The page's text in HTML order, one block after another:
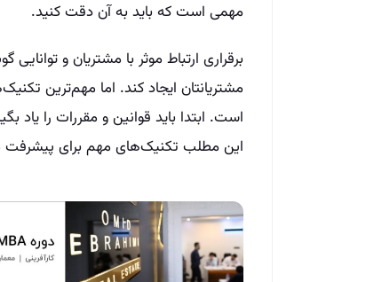
مهمی است که باید به آن دقت کنید.
برقراری ارتباط موثر با مشتریان و
مشتریانتان ایجاد کند. اما مهم‌ترین
است. ابتدا باید قوانین و مقررات را
این مطلب تکنیک‌های مهم برای پیشرفت